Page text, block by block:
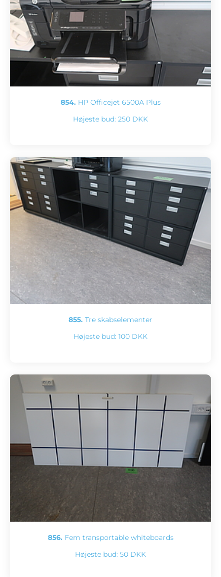
854. HP Officejet 6500A Plus
Højeste bud: 250 DKK
855. Tre skabselementer
Højeste bud: 100 DKK
856. Fem transportable whiteboards
Højeste bud: 50 DKK